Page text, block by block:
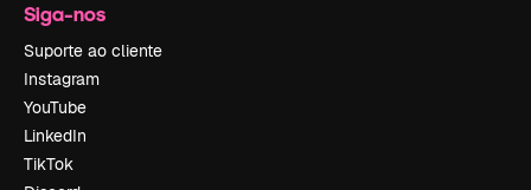
Siga-nos
Suporte ao cliente
Instagram
YouTube
LinkedIn
TikTok